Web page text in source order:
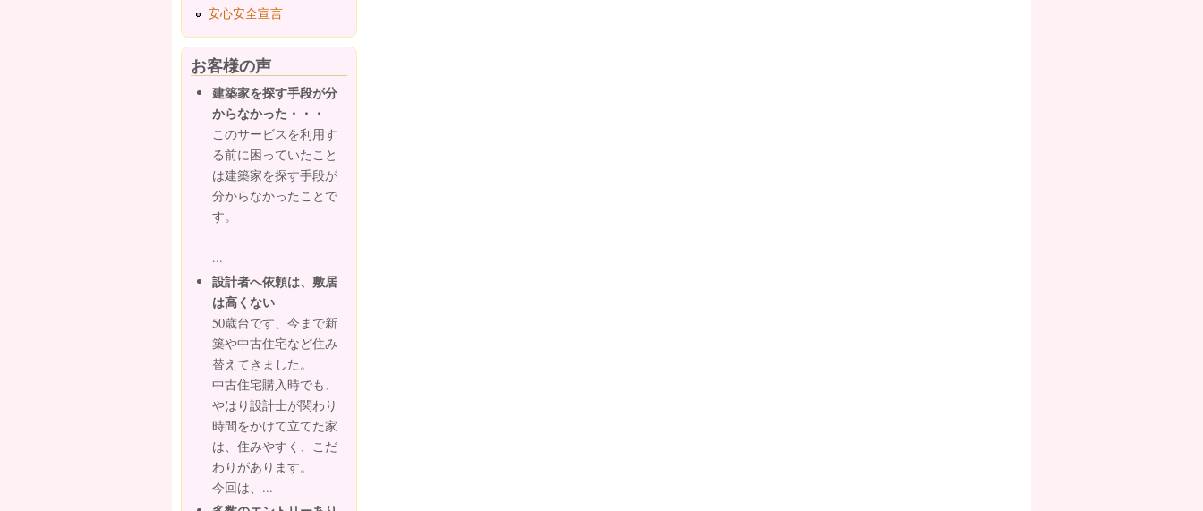
安心安全宣言
お客様の声
建築家を探す手段が分
からなかった・・・
このサービスを利用す
る前に困っていたこと
は建築家を探す手段が
分からなかったことで
す。
...
設計者へ依頼は、敷居
は高くない
50歳台です、今まで新
築や中古住宅など住み
替えてきました。
中古住宅購入時でも、
やはり設計士が関わり
時間をかけて立てた家
は、住みやすく、こだ
わりがあります。
今回は、...